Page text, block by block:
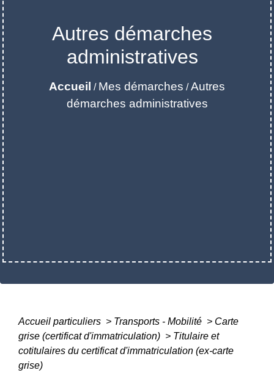
Autres démarches
administratives
Accueil / Mes démarches /Autres
démarches administratives
Accueil particuliers > Transports - Mobilité > Carte
grise (certificat d'immatriculation) > Titulaire et
cotitulaires du certificat d'immatriculation (ex-carte
grise)